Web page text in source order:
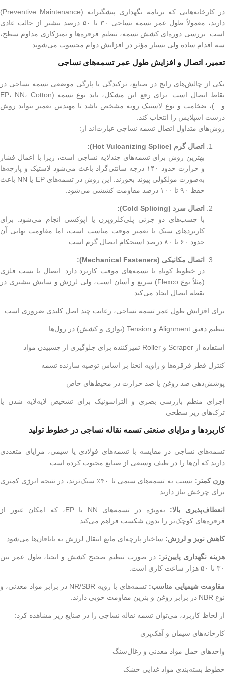
در کارخانه‌هایی که برنامه نگهداری پیشگیرانه (Preventive Maintenance)
دارند، معمولاً طول عمر تسمه نساجی ۳۰ تا ۵۰ درصد بیشتر از حالت عادی
است. بررسی دوره‌ای کشش تسمه، تنظیم قرقره‌ها و تمیزکاری مداوم سطح،
سه اقدام ساده ولی بسیار مؤثر در افزایش دوام محسوب می‌شوند.
تعمیر، اتصال و افزایش طول عمر تسمه‌های نساجی
یکی از چالش‌های رایج در صنایع، ترکیدگی یا پارگی موضعی تسمه نساجی در
نقاط اتصال است. برای رفع این مشکل، باید نوع تسمه (EP، NN، Cotton
و…)، ضخامت و نوع لاستیک رویه مشخص باشد تا مهندس تعمیر بتواند روش
درست اسپلایس را انتخاب کند.
روش‌های متداول اتصال تسمه نساجی عبارت‌اند از:
اتصال گرم (Hot Vulcanizing Splice):
بهترین روش برای تسمه‌های چندلایه نساجی است، زیرا با اعمال فشار
و حرارت حدود ۱۴۰ درجه سانتی‌گراد باعث می‌شود لاستیک و پارچه‌ها
به‌صورت مولکولی پیوند بخورند. این روش در تسمه‌های EP یا NN باعث
حفظ ۹۰ تا ۱۰۰ درصد مقاومت کششی می‌شود.
اتصال سرد (Cold Splicing):
با چسب‌های دو جزئی پلی‌کلروپرن یا اپوکسی انجام می‌شود. برای
کاربردهای سبک یا تعمیر موقت مناسب است، اما مقاومت نهایی آن
حدود ۶۰ تا ۸۰ درصد استحکام اتصال گرم است.
اتصال مکانیکی (Mechanical Fasteners):
در خطوط کوتاه یا تسمه‌های موقت کاربرد دارد. اتصال با بست فلزی
(مثلاً نوع Flexco) سریع و آسان است، ولی لرزش و سایش بیشتری در
نقطه اتصال ایجاد می‌کند.
برای افزایش طول عمر تسمه نساجی، رعایت چند اصل کلیدی ضروری است:
تنظیم دقیق Alignment و Tension (توازی و کشش) در رول‌ها
استفاده از Scraper و Roller تمیزکننده برای جلوگیری از چسبیدن مواد
کنترل قطر قرقره‌ها و زاویه انحنا بر اساس توصیه سازنده تسمه
پوشش‌دهی ضد روغن یا ضد حرارت در محیط‌های خاص
اجرای منظم بازرسی بصری و التراسونیک برای تشخیص لایه‌لایه شدن یا
ترک‌های زیر سطحی
کاربردها و مزایای صنعتی تسمه نقاله نساجی در خطوط تولید
تسمه‌های نساجی در مقایسه با تسمه‌های فولادی یا سیمی، مزایای متعددی
دارند که آن‌ها را در طیف وسیعی از صنایع محبوب کرده است:
وزن کمتر:
نسبت به تسمه‌های سیمی تا ۴۰٪ سبک‌ترند، در نتیجه انرژی کمتری
برای چرخش نیاز دارند.
انعطاف‌پذیری بالا:
به‌ویژه در تسمه‌های NN یا EP، که امکان عبور از
قرقره‌های کوچک‌تر را بدون شکست فراهم می‌کند.
کاهش نویز و لرزش: ساختار پارچه‌ای مانع انتقال لرزش به یاتاقان‌ها می‌شود.
هزینه نگهداری پایین‌تر: در صورت تنظیم صحیح کشش و انحنا، طول عمر بین
۳۰ تا ۵۰ هزار ساعت کاری است.
مقاومت شیمیایی مناسب:
تسمه‌های با رویه NR/SBR در برابر مواد معدنی، و
نوع NBR در برابر روغن و بنزین مقاومت خوبی دارند.
از لحاظ کاربرد، می‌توان تسمه نقاله نساجی را در صنایع زیر مشاهده کرد:
کارخانه‌های سیمان و آهک‌پزی
واحدهای حمل مواد معدنی و زغال‌سنگ
خطوط بسته‌بندی مواد غذایی خشک